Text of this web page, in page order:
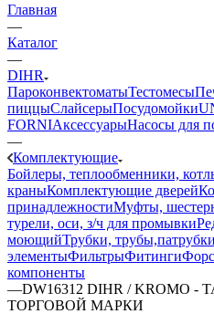
Главная
—
Каталог
—
DIHR
ПароконвектоматыТестомесы
пиццыСлайсерыПосудомойки
FORNIАксессуарыНасосы для
—
Комплектующие
Бойлеры, теплообменники,
краныКомплектующие дверей
принадлежностиМуфты,
турели, оси, з/ч для промывки
моющийТрубки,
элементыФильтрыФитинги
компоненты
—DW16312 DIHR /
ТОРГОВОЙ МАРКИ